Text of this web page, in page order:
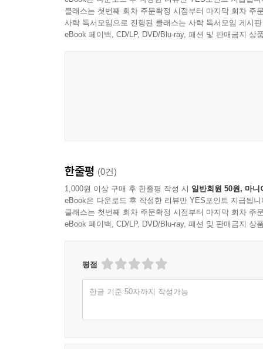
클래스는 첫번째 회차 주문확정 시점부터 마지막 회차 주
사락 독서모임으로 진행된 클래스는 사락 독서모임 게시
eBook 페이백, CD/LP, DVD/Blu-ray, 패션 및 판매금지 상
한줄평 (0건)
1,000원 이상 구매 후 한줄평 작성 시 일반회원 50원, 마니
eBook은 다운로드 후 작성한 리뷰만 YES포인트 지급됩니
클래스는 첫번째 회차 주문확정 시점부터 마지막 회차 주
eBook 페이백, CD/LP, DVD/Blu-ray, 패션 및 판매금지 상
평점
한글 기준 50자까지 작성가능